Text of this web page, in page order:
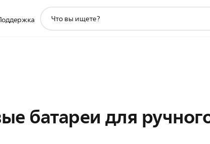
поддержки
батареи для